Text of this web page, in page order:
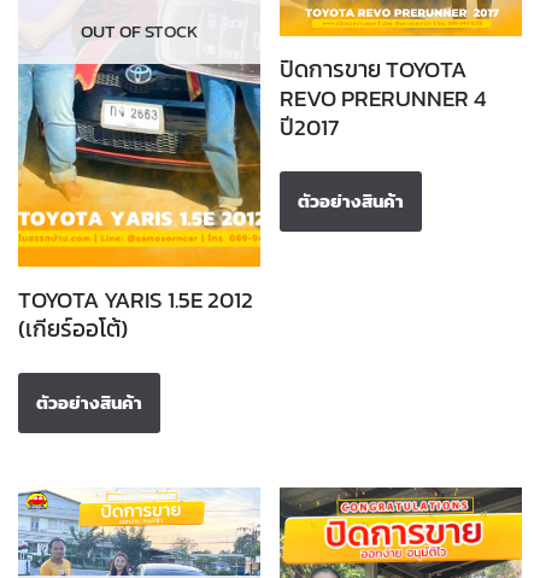
OUT OF STOCK
TOYOTA YARIS 1.5E 2012
(เกียร์ออโต้)
ตัวอย่างสินค้า
ปิดการขาย TOYOTA
REVO PRERUNNER 4
ปี2017
ตัวอย่างสินค้า